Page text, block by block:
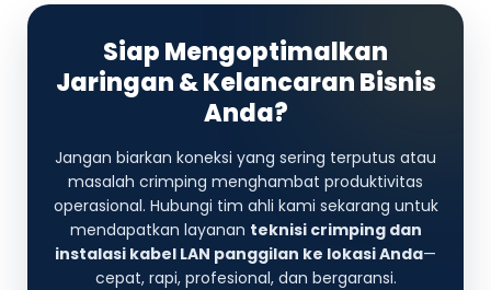
Siap Mengoptimalkan
Jaringan & Kelancaran Bisnis
Anda?
Jangan biarkan koneksi yang sering terputus atau
masalah crimping menghambat produktivitas
operasional. Hubungi tim ahli kami sekarang untuk
mendapatkan layanan teknisi crimping dan
instalasi kabel LAN panggilan ke lokasi Anda—
cepat, rapi, profesional, dan bergaransi.